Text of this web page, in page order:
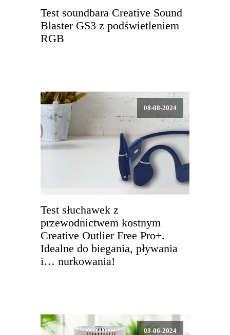
Test soundbara Creative Sound
Blaster GS3 z podświetleniem
RGB
08-08-2024
Test słuchawek z
przewodnictwem kostnym
Creative Outlier Free Pro+.
Idealne do biegania, pływania
i… nurkowania!
03-06-2024